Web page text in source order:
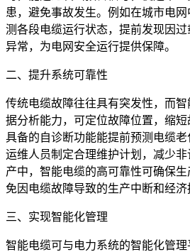
患，避免事故发生。例如在城市电
测各段电缆运行状态，提前发现因
异常，为电网安全运行提供保障。
二、提升系统可靠性
传统电缆故障往往具有突发性，而
据分析能力，可定位故障位置，缩
具备的自诊断功能能提前预测电缆
运维人员制定合理维护计划，减少
产中，智能电缆的高可靠性可确保
免因电缆故障导致的生产中断和经济
三、实现智能化管理
智能电缆可与电力系统的智能化管